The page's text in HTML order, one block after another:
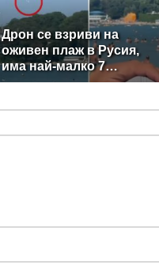
Дрон се взриви на
оживен плаж в Русия,
има най-малко 7
загинали, сред тях и три